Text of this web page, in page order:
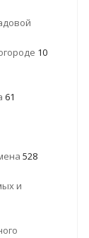
10
61
528
и